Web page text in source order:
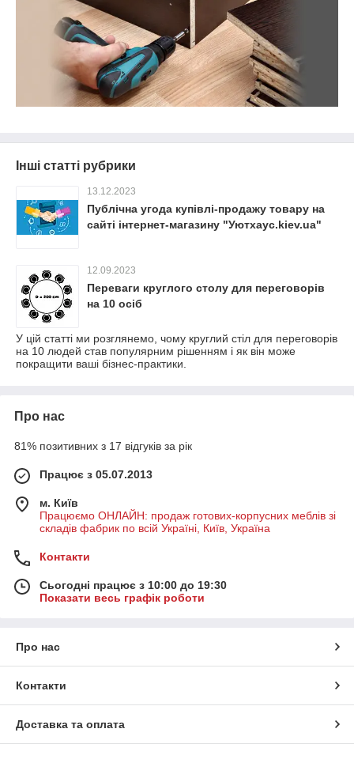
Інші статті рубрики
13.12.2023
Публічна угода купівлі-продажу товару на
сайті інтернет-магазину "Уютхаус.kiev.ua"
12.09.2023
Переваги круглого столу для переговорів
на 10 осіб
У цій статті ми розглянемо, чому круглий стіл для переговорів
на 10 людей став популярним рішенням і як він може
покращити ваші бізнес-практики.
Про нас
81% позитивних з 17 відгуків за рік
Працює з 05.07.2013
м. Київ
Працюємо ОНЛАЙН: продаж готових-корпусних меблів зі
складів фабрик по всій Україні, Київ, Україна
Контакти
Сьогодні працює з 10:00 до 19:30
Показати весь графік роботи
Про нас
Контакти
Доставка та оплата